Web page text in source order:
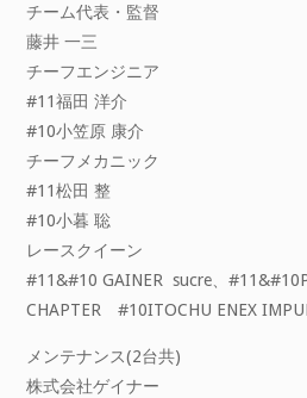
チーム代表・監督
藤井 一三
チーフエンジニア
#11福田 洋介
#10小笠原 康介
チーフメカニック
#11松田 整
#10小暮 聡
レースクイーン
#11&#10 GAINER sucre、
CHAPTER #10ITOCHU ENEX
メンテナンス(2台共)
株式会社ゲイナー